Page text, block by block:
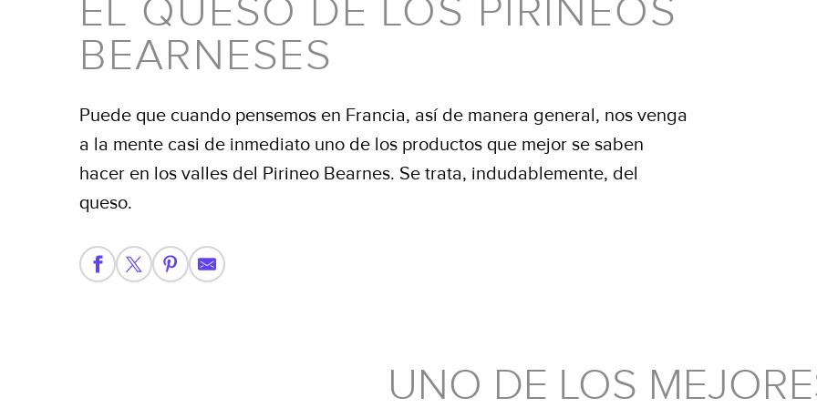
EL QUESO DE LOS PIRINEOS
BEARNESES
Puede que cuando pensemos en Francia, así de manera general, nos venga
a la mente casi de inmediato uno de los productos que mejor se saben
hacer en los valles del Pirineo Bearnes. Se trata, indudablemente, del
queso.
UNO DE LOS